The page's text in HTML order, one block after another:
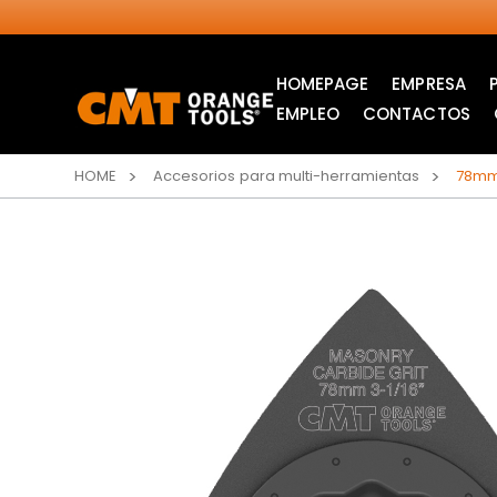
HOMEPAGE EMPRESA
SIERRAS CIRCULARES
ITK XPLUS SAW
BLADES
EMPLEO
CONTACTOS
HOME Accesorios para multi-herramientas